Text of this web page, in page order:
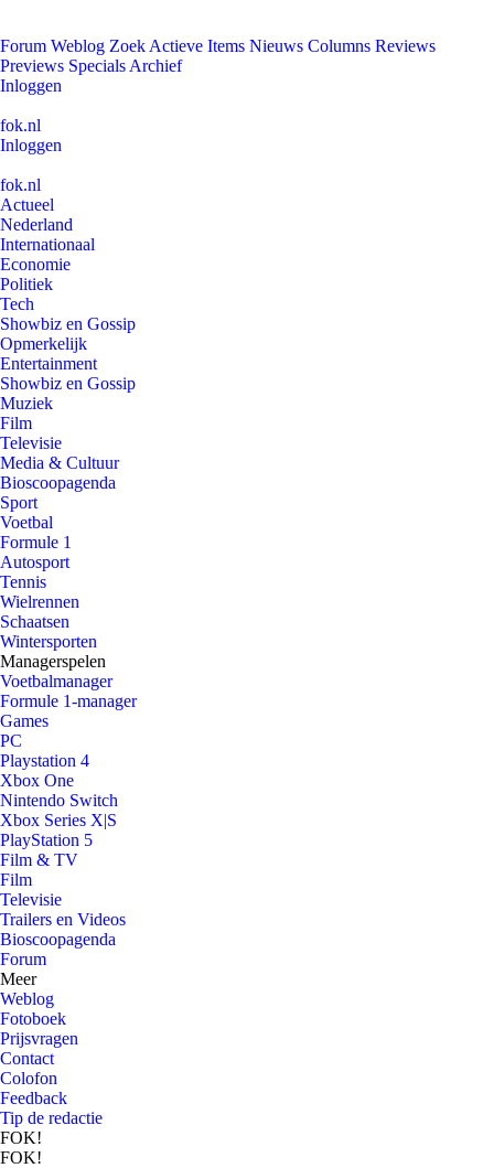
Forum Weblog Zoek Actieve Items Nieuws Columns Reviews
Previews Specials Archief
Inloggen
fok.nl
Inloggen
fok.nl
Actueel
Nederland
Internationaal
Economie
Politiek
Tech
Showbiz en Gossip
Opmerkelijk
Entertainment
Showbiz en Gossip
Muziek
Film
Televisie
Media & Cultuur
Bioscoopagenda
Sport
Voetbal
Formule 1
Autosport
Tennis
Wielrennen
Schaatsen
Wintersporten
Managerspelen
Voetbalmanager
Formule 1-manager
Games
PC
Playstation 4
Xbox One
Nintendo Switch
Xbox Series X|S
PlayStation 5
Film & TV
Film
Televisie
Trailers en Videos
Bioscoopagenda
Forum
Meer
Weblog
Fotoboek
Prijsvragen
Contact
Colofon
Feedback
Tip de redactie
FOK!
FOK!